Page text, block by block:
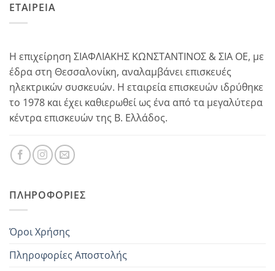
ΕΤΑΙΡΕΙΑ
Η επιχείρηση ΣΙΑΦΛΙΑΚΗΣ ΚΩΝΣΤΑΝΤΙΝΟΣ & ΣΙΑ ΟΕ, με
έδρα στη Θεσσαλονίκη, αναλαμβάνει επισκευές
ηλεκτρικών συσκευών. Η εταιρεία επισκευών ιδρύθηκε
το 1978 και έχει καθιερωθεί ως ένα από τα μεγαλύτερα
κέντρα επισκευών της Β. Ελλάδος.
ΠΛΗΡΟΦΟΡΊΕΣ
Όροι Χρήσης
Πληροφορίες Αποστολής